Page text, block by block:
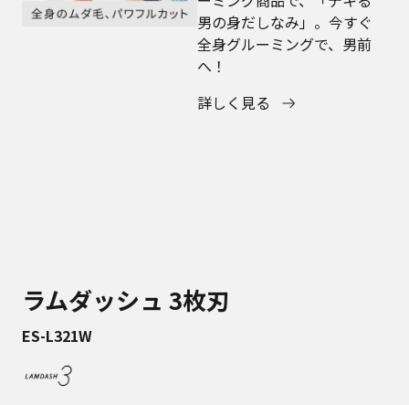
男の身だしなみ」。今すぐ
全身グルーミングで、男前
へ！
詳しく見る
ラムダッシュ 3枚刃
ES-L321W